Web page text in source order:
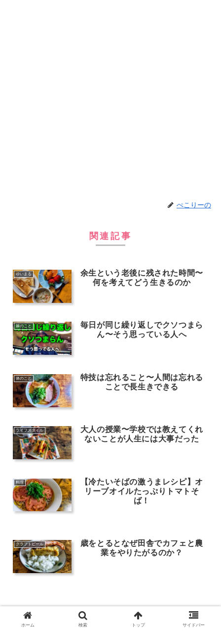
ぺこりーの
関連記事
ゆいまる
余生という老後に残された時間〜
何を考えてどう生きるのか
嫁のこと
毎日が同じ繰り返しでクソつまら
ん〜そう思っている人へ
体のこと
特技は忘れること〜人間は忘れる
ことで長生きできる
ライフスタイル
大人の授業〜学校では教えてくれ
ないことが人生には大事だった
料理
【冷たいそばの激うまレシピ】オ
リーブオイルたっぷりトマトそ
ば！
クラフトビール
歳をとるとなぜ田舎でカフェと農
業をやりたがるのか？
ホーム 検索 トップ サイドバー